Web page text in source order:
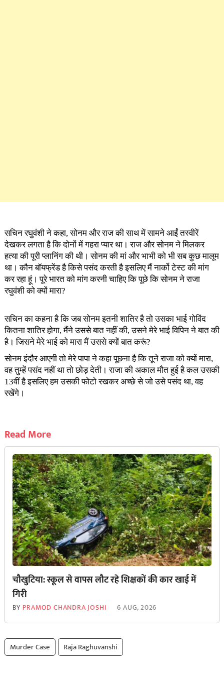
सचिन रघुवंशी ने कहा, सोनम और राज की साथ में सामने आईं तस्वीरें
देखकर लगता है कि दोनों में गहरा प्यार था। राज और सोनम ने मिलकर
हत्या की पूरी प्लानिंग की थी। सोनम की मां और भाभी को भी सब कुछ मालूम
था। कौन बॉयफ्रेंड है किसे पसंद करती है इसलिए मैं नार्को टेस्ट की मांग
कर रहा हूं। पूरे भारत को मांग करनी चाहिए कि पूछे कि सोनम ने राजा
रघुवंशी को क्यों मारा?
सचिन का कहना है कि जब सोनम इतनी शातिर है तो उसका भाई गोविंद
कितना शातिर होगा, मैंने उससे बात नहीं की, उसने मेरे भाई विपिन ने बात की
है। जिसने मेरे भाई को मारा मैं उससे क्यों बात करूं?
सोनम इंदौर आएगी तो मेरे पापा ने कहा पूछना है कि तूने राजा को क्यों मारा,
वह तुम्हें पसंद नहीं था तो छोड़ देती। राजा की अकाल मौत हुई है कल उसकी
13वीं है इसलिए हम उसकी फोटो रखकर अच्छे से जो उसे पसंद था, वह
रखेंगे।
Read More
चौखुटिया: स्कूल से वापस लौट रहे शिक्षकों की कार खाई में
गिरी
BY PRAMOD CHANDRA JOSHI 6 AUG, 2026
Murder Case Raja Raghuvanshi